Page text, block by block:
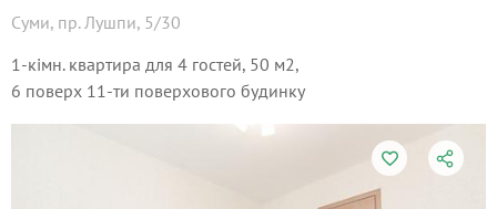
Суми, пр. Лушпи, 5/30
1-кімн. квартира для 4 гостей, 50 м2,
6 поверх 11-ти поверхового будинку